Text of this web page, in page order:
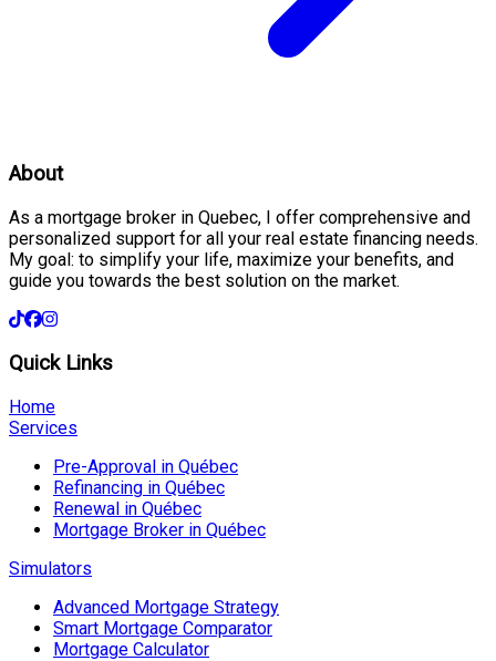
About
As a mortgage broker in Quebec, I offer comprehensive and
personalized support for all your real estate financing needs.
My goal: to simplify your life, maximize your benefits, and
guide you towards the best solution on the market.
Quick Links
Home
Services
Pre-Approval in Québec
Refinancing in Québec
Renewal in Québec
Mortgage Broker in Québec
Simulators
Advanced Mortgage Strategy
Smart Mortgage Comparator
Mortgage Calculator